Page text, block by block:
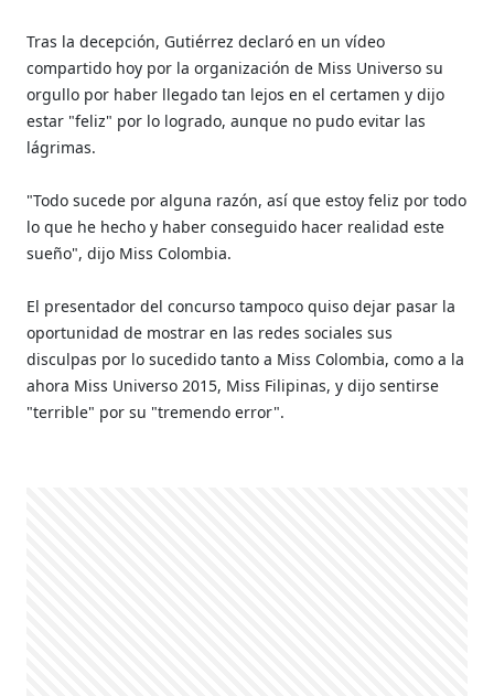
Tras la decepción, Gutiérrez declaró en un vídeo
compartido hoy por la organización de Miss Universo su
orgullo por haber llegado tan lejos en el certamen y dijo
estar "feliz" por lo logrado, aunque no pudo evitar las
lágrimas.
"Todo sucede por alguna razón, así que estoy feliz por todo
lo que he hecho y haber conseguido hacer realidad este
sueño", dijo Miss Colombia.
El presentador del concurso tampoco quiso dejar pasar la
oportunidad de mostrar en las redes sociales sus
disculpas por lo sucedido tanto a Miss Colombia, como a la
ahora Miss Universo 2015, Miss Filipinas, y dijo sentirse
"terrible" por su "tremendo error".